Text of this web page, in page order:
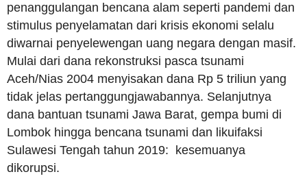
penanggulangan bencana alam seperti pandemi dan
stimulus penyelamatan dari krisis ekonomi selalu
diwarnai penyelewengan uang negara dengan masif.
Mulai dari dana rekonstruksi pasca tsunami
Aceh/Nias 2004 menyisakan dana Rp 5 triliun yang
tidak jelas pertanggungjawabannya. Selanjutnya
dana bantuan tsunami Jawa Barat, gempa bumi di
Lombok hingga bencana tsunami dan likuifaksi
Sulawesi Tengah tahun 2019: kesemuanya
dikorupsi.